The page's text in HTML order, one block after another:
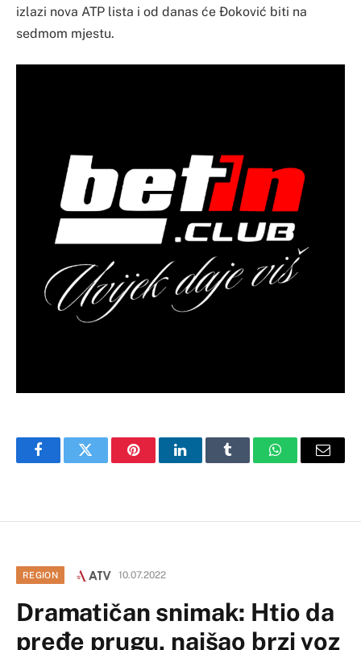
izlazi nova ATP lista i od danas će Đoković biti na
sedmom mjestu.
FacebookTwitter PinterestLinkedInTumblr WhatsAppEmail
REGION 10.07.2022
Dramatičan snimak: Htio da
pređe prugu, naišao brzi voz